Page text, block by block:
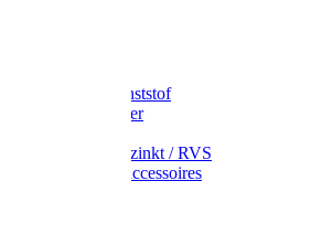
Emmer kunststof
Schepemmer
Emmer verzinkt / RVS
Regenton accessoires